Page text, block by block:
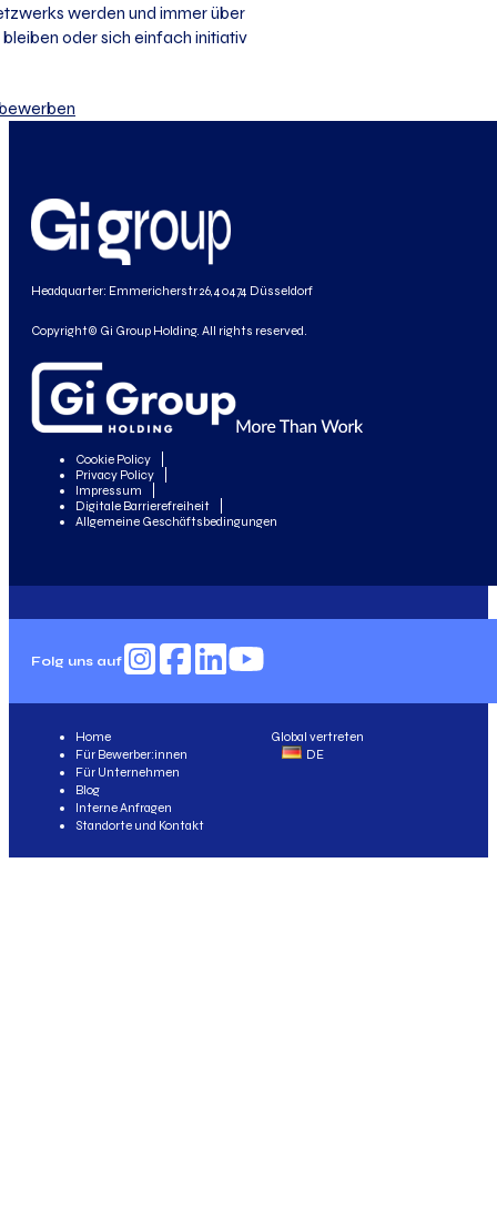
werden und immer über
oder sich einfach initiativ
Headquarter: Emmericherstr 26, 40474 Düsseldorf
Copyright© Gi Group Holding. All rights reserved.
Cookie Policy
Privacy Policy
Impressum
Digitale Barrierefreiheit
Allgemeine Geschäftsbedingungen
Folg uns auf
Global vertreten
DE
Home
Für Bewerber:innen
Für Unternehmen
Blog
Interne Anfragen
Standorte und Kontakt